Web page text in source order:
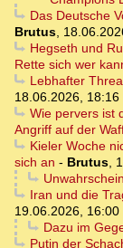
Das Deutsche
Brutus,
Hegseth und
Rette sich wer
Lebhafter
18.06.2026, 18:16
Wie pervers ist
Angriff auf der
Kieler Woche
sich an - Brutus,
Iran und die
19.06.2026, 16:00
Dazu im
Putin der